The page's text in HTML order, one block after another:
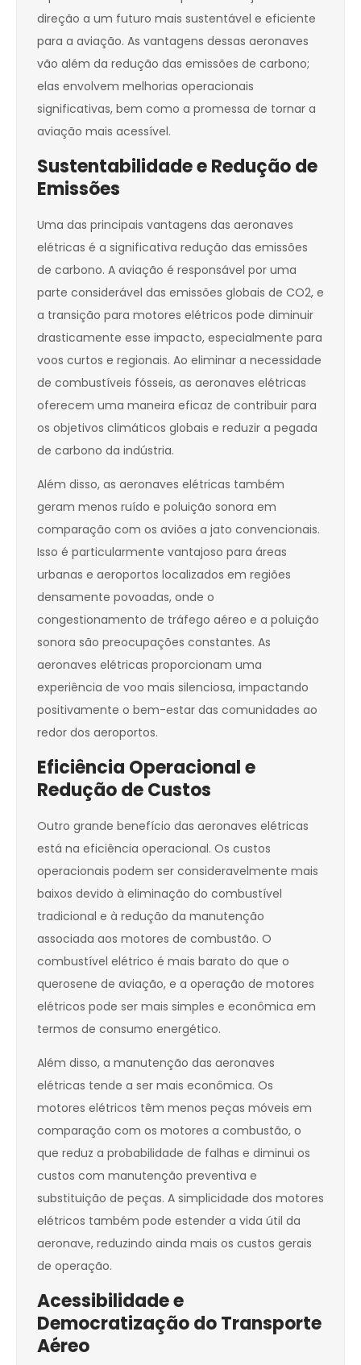
direção a um futuro mais sustentável e eficiente
para a aviação. As vantagens dessas aeronaves
vão além da redução das emissões de carbono;
elas envolvem melhorias operacionais
significativas, bem como a promessa de tornar a
aviação mais acessível.
Sustentabilidade e Redução de
Emissões
Uma das principais vantagens das aeronaves
elétricas é a significativa redução das emissões
de carbono. A aviação é responsável por uma
parte considerável das emissões globais de CO2, e
a transição para motores elétricos pode diminuir
drasticamente esse impacto, especialmente para
voos curtos e regionais. Ao eliminar a necessidade
de combustíveis fósseis, as aeronaves elétricas
oferecem uma maneira eficaz de contribuir para
os objetivos climáticos globais e reduzir a pegada
de carbono da indústria.
Além disso, as aeronaves elétricas também
geram menos ruído e poluição sonora em
comparação com os aviões a jato convencionais.
Isso é particularmente vantajoso para áreas
urbanas e aeroportos localizados em regiões
densamente povoadas, onde o
congestionamento de tráfego aéreo e a poluição
sonora são preocupações constantes. As
aeronaves elétricas proporcionam uma
experiência de voo mais silenciosa, impactando
positivamente o bem-estar das comunidades ao
redor dos aeroportos.
Eficiência Operacional e
Redução de Custos
Outro grande benefício das aeronaves elétricas
está na eficiência operacional. Os custos
operacionais podem ser consideravelmente mais
baixos devido à eliminação do combustível
tradicional e à redução da manutenção
associada aos motores de combustão. O
combustível elétrico é mais barato do que o
querosene de aviação, e a operação de motores
elétricos pode ser mais simples e econômica em
termos de consumo energético.
Além disso, a manutenção das aeronaves
elétricas tende a ser mais econômica. Os
motores elétricos têm menos peças móveis em
comparação com os motores a combustão, o
que reduz a probabilidade de falhas e diminui os
custos com manutenção preventiva e
substituição de peças. A simplicidade dos motores
elétricos também pode estender a vida útil da
aeronave, reduzindo ainda mais os custos gerais
de operação.
Acessibilidade e
Democratização do Transporte
Aéreo